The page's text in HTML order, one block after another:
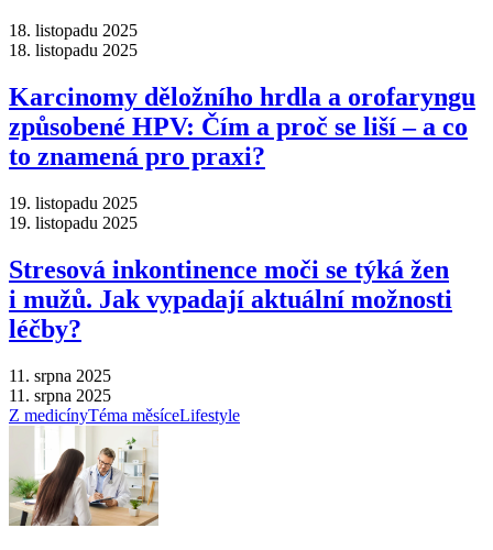
18. listopadu 2025
18. listopadu 2025
Karcinomy děložního hrdla a orofaryngu
způsobené HPV: Čím a proč se liší –⁠ a co
to znamená pro praxi?
19. listopadu 2025
19. listopadu 2025
Stresová inkontinence moči se týká žen
i mužů. Jak vypadají aktuální možnosti
léčby?
11. srpna 2025
11. srpna 2025
Z medicínyTéma měsíceLifestyle